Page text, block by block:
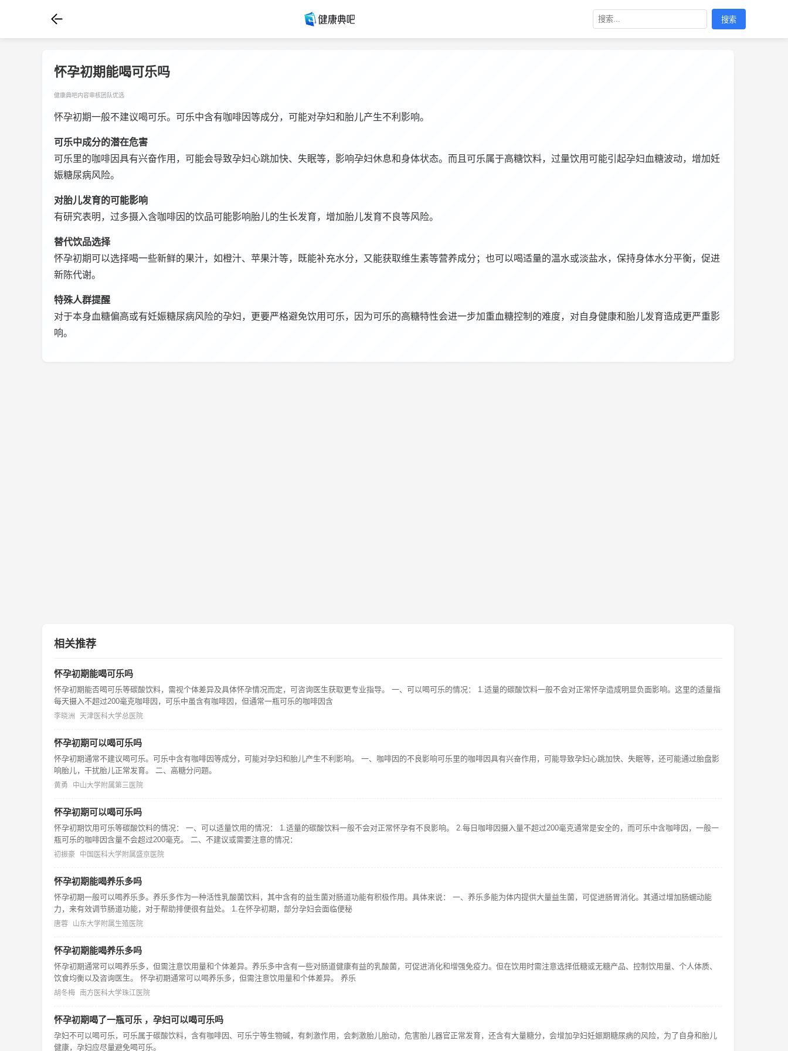
搜索
怀孕初期能喝可乐吗
健康典吧内容审核团队优选
怀孕初期一般不建议喝可乐。可乐中含有咖啡因等成分，可能对孕妇和胎儿产生不利影响。
可乐中成分的潜在危害
可乐里的咖啡因具有兴奋作用，可能会导致孕妇心跳加快、失眠等，影响孕妇休息和身体状态。而且可乐属于高糖饮料，过量饮用可能引起孕妇血糖波动，增加妊
娠糖尿病风险。
对胎儿发育的可能影响
有研究表明，过多摄入含咖啡因的饮品可能影响胎儿的生长发育，增加胎儿发育不良等风险。
替代饮品选择
怀孕初期可以选择喝一些新鲜的果汁，如橙汁、苹果汁等，既能补充水分，又能获取维生素等营养成分；也可以喝适量的温水或淡盐水，保持身体水分平衡，促进
新陈代谢。
特殊人群提醒
对于本身血糖偏高或有妊娠糖尿病风险的孕妇，更要严格避免饮用可乐，因为可乐的高糖特性会进一步加重血糖控制的难度，对自身健康和胎儿发育造成更严重影
响。
相关推荐
怀孕初期能喝可乐吗
怀孕初期能否喝可乐等碳酸饮料，需视个体差异及具体怀孕情况而定，可咨询医生获取更专业指导。 一、可以喝可乐的情况： 1.适量的碳酸饮料一般不会对正常怀孕造成明显负面影响。这里的适量指
每天摄入不超过200毫克咖啡因，可乐中虽含有咖啡因，但通常一瓶可乐的咖啡因含
李晓洲 天津医科大学总医院
怀孕初期可以喝可乐吗
怀孕初期通常不建议喝可乐。可乐中含有咖啡因等成分，可能对孕妇和胎儿产生不利影响。 一、咖啡因的不良影响可乐里的咖啡因具有兴奋作用，可能导致孕妇心跳加快、失眠等，还可能通过胎盘影
响胎儿，干扰胎儿正常发育。 二、高糖分问题。
黄勇 中山大学附属第三医院
怀孕初期可以喝可乐吗
怀孕初期饮用可乐等碳酸饮料的情况： 一、可以适量饮用的情况： 1.适量的碳酸饮料一般不会对正常怀孕有不良影响。 2.每日咖啡因摄入量不超过200毫克通常是安全的，而可乐中含咖啡因，一般一
瓶可乐的咖啡因含量不会超过200毫克。 二、不建议或需要注意的情况：
初振豪 中国医科大学附属盛京医院
怀孕初期能喝养乐多吗
怀孕初期一般可以喝养乐多。养乐多作为一种活性乳酸菌饮料，其中含有的益生菌对肠道功能有积极作用。具体来说： 一、养乐多能为体内提供大量益生菌，可促进肠胃消化。其通过增加肠蠕动能
力，来有效调节肠道功能，对于帮助排便很有益处。 1.在怀孕初期，部分孕妇会面临便秘
唐蓉 山东大学附属生殖医院
怀孕初期能喝养乐多吗
怀孕初期通常可以喝养乐多，但需注意饮用量和个体差异。养乐多中含有一些对肠道健康有益的乳酸菌，可促进消化和增强免疫力。但在饮用时需注意选择低糖或无糖产品、控制饮用量、个人体质、
饮食均衡以及咨询医生。 怀孕初期通常可以喝养乐多，但需注意饮用量和个体差异。 养乐
胡冬梅 南方医科大学珠江医院
怀孕初期喝了一瓶可乐 ，孕妇可以喝可乐吗
孕妇不可以喝可乐，可乐属于碳酸饮料，含有咖啡因、可乐宁等生物碱，有刺激作用，会刺激胎儿胎动，危害胎儿器官正常发育，还含有大量糖分，会增加孕妇妊娠期糖尿病的风险，为了自身和胎儿
健康，孕妇应尽量避免喝可乐。